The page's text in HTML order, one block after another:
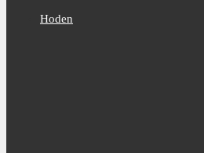
Hoden